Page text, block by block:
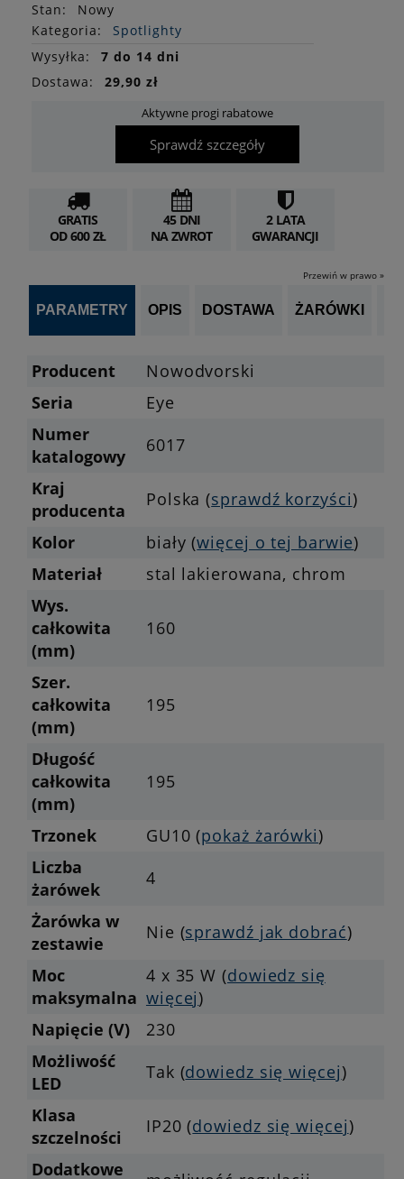
Stan:
Nowy
Kategoria:
Spotlighty
Wysyłka:
7 do 14 dni
Dostawa:
29,90 zł
Aktywne progi rabatowe
Sprawdź szczegóły
GRATIS
OD 600 ZŁ
45 DNI
NA ZWROT
2 LATA
GWARANCJI
Przewiń w prawo »
PARAMETRY OPIS DOSTAWA ŻARÓWKI
Producent
Nowodvorski
Seria
Eye
Numer
katalogowy
6017
Kraj
producenta
Polska (sprawdź korzyści)
Kolor
biały (więcej o tej barwie)
Materiał
stal lakierowana, chrom
Wys.
całkowita
(mm)
160
Szer.
całkowita
(mm)
195
Długość
całkowita
(mm)
195
Trzonek GU10 (pokaż żarówki)
Liczba
żarówek
4
Żarówka w
zestawie
Nie (sprawdź jak dobrać)
Moc
maksymalna
4 x 35 W (dowiedz się
więcej)
Napięcie (V)
230
Możliwość
LED
Tak (dowiedz się więcej)
Klasa
szczelności
IP20 (dowiedz się więcej)
Dodatkowe